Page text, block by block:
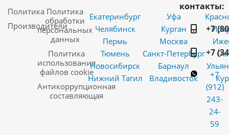
Политика
Производители
Политика
обработки
персональных
данных
Политика
использования
файлов cookie
Антикоррупционная
составляющая
Екатеринбург
Челябинск
Пермь
Тюмень
Новосибирск
Нижний Тагил
Уфа
Курган
Москва
Санкт-Петербург
Барнаул
Владивосток
контакты:
+7
+7
+7
(912)
243-
24-
59